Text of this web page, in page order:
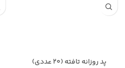
پد روزانه تافته (20 عددی)